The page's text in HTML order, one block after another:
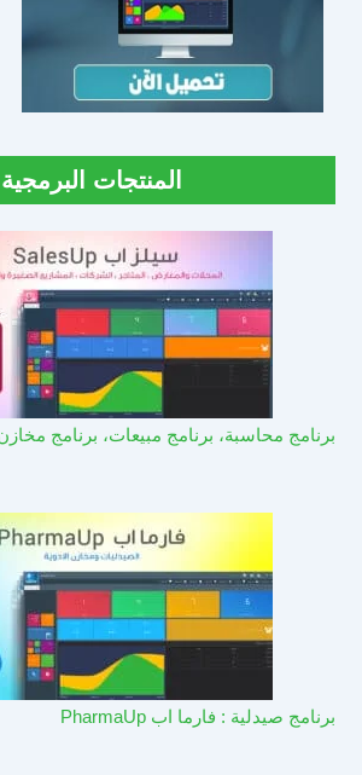
المنتجات البرمجية
برنامج محاسبة، برنامج مبيعات، برنامج
برنامج صيدلية : فارما اب PharmaUp​